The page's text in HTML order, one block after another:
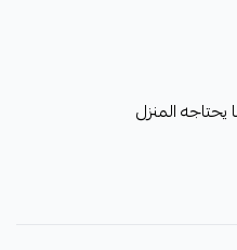
يحتاجه المنزل